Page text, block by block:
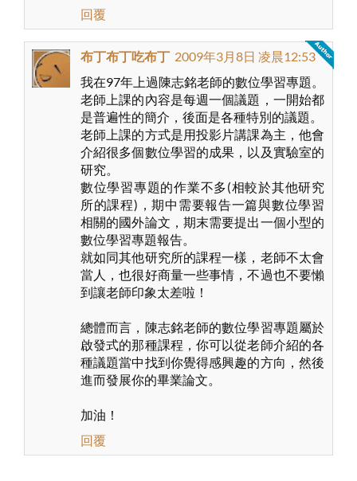
回覆
布丁布丁吃布丁 2009年3月8日 凌晨12:53
我在97年上過陳志銘老師的數位學習專題。
老師上課的內容是每週一個議題，一開始都
是普遍性的簡介，後面是各種特別的議題。
老師上課的方式是用投影片講課為主，他會
介紹很多個數位學習的成果，以及實驗室的
研究。
數位學習專題的作業不多(相較於其他研究
所的課程)，期中需要報告一篇與數位學習
相關的國外論文，期末需要提出一個小型的
數位學習專題報告。
就如同其他研究所的課程一樣，老師不太會
當人，也很好商量一些事情，不過也不要懶
到讓老師印象太差啦！
總體而言，陳志銘老師的數位學習專題屬於
啟發式的那種課程，你可以從老師介紹的各
種議題當中找到你覺得感興趣的方向，然後
進而發展你的畢業論文。
加油！
回覆